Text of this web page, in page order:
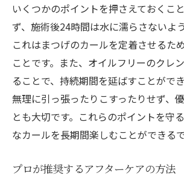
いくつかのポイントを押さえておくこ
ず、施術後24時間は水に濡らさないよ
これはまつげのカールを定着させるた
ことです。また、オイルフリーのクレ
ることで、持続期間を延ばすことがで
無理に引っ張ったりこすったりせず、
とも大切です。これらのポイントを守
なカールを長期間楽しむことができるで
プロが推奨するアフターケアの方法